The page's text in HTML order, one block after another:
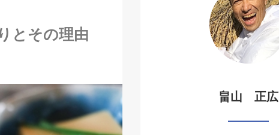
とその理由
畠山 正広